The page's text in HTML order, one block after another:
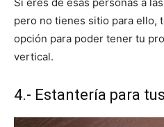
pero no tienes sitio para ello,
opción para poder tener tu
vertical.
4.- Estantería para